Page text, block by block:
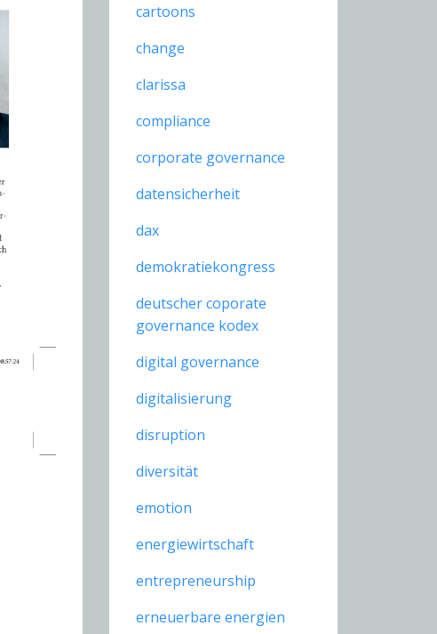
cartoons
change
clarissa
compliance
corporate governance
datensicherheit
dax
demokratiekongress
deutscher coporate
governance kodex
digital governance
digitalisierung
disruption
diversität
emotion
energiewirtschaft
entrepreneurship
erneuerbare energien